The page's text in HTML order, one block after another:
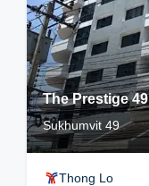
The Prestige 49
Sukhumvit 49
Thong Lo